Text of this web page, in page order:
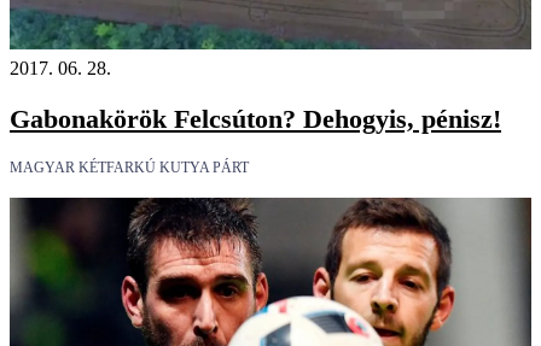
2017. 06. 28.
Gabonakörök Felcsúton? Dehogyis, pénisz!
MAGYAR KÉTFARKÚ KUTYA PÁRT